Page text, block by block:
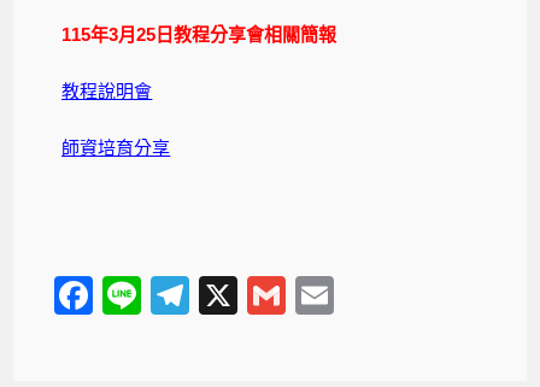
115年3月25日教程分享會相關簡報
教程說明會
師資培育分享
F
Li
T
X
G